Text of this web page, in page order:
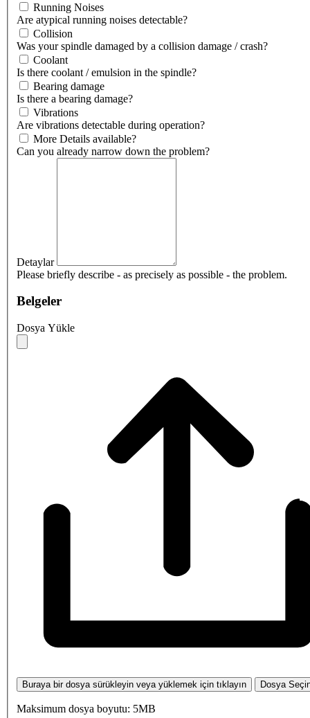
Running Noises
Are atypical running noises detectable?
Collision
Was your spindle damaged by a collision damage / crash?
Coolant
Is there coolant / emulsion in the spindle?
Bearing damage
Is there a bearing damage?
Vibrations
Are vibrations detectable during operation?
More Details available?
Can you already narrow down the problem?
Detaylar
Please briefly describe - as precisely as possible - the problem.
Belgeler
Dosya Yükle
Buraya bir dosya sürükleyin veya yüklemek için tıklayın Dosya
Maksimum dosya boyutu: 5MB